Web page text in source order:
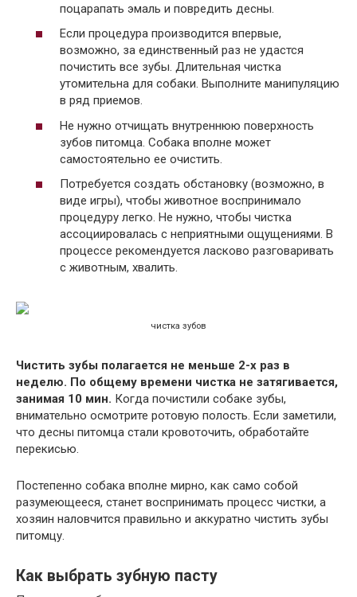
поцарапать эмаль и повредить десны.
Если процедура производится впервые,
возможно, за единственный раз не удастся
почистить все зубы. Длительная чистка
утомительна для собаки. Выполните манипуляцию
в ряд приемов.
Не нужно отчищать внутреннюю поверхность
зубов питомца. Собака вполне может
самостоятельно ее очистить.
Потребуется создать обстановку (возможно, в
виде игры), чтобы животное воспринимало
процедуру легко. Не нужно, чтобы чистка
ассоциировалась с неприятными ощущениями. В
процессе рекомендуется ласково разговаривать
с животным, хвалить.
чистка зубов
Чистить зубы полагается не меньше 2-х раз в
неделю. По общему времени чистка не затягивается,
занимая 10 мин. Когда почистили собаке зубы,
внимательно осмотрите ротовую полость. Если заметили,
что десны питомца стали кровоточить, обработайте
перекисью.
Постепенно собака вполне мирно, как само собой
разумеющееся, станет воспринимать процесс чистки, а
хозяин наловчится правильно и аккуратно чистить зубы
питомцу.
Как выбрать зубную пасту